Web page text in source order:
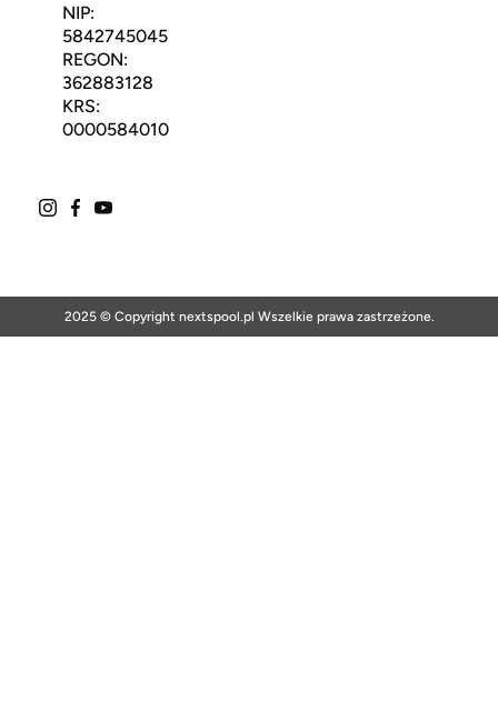
NIP:
5842745045
REGON:
362883128
KRS:
0000584010